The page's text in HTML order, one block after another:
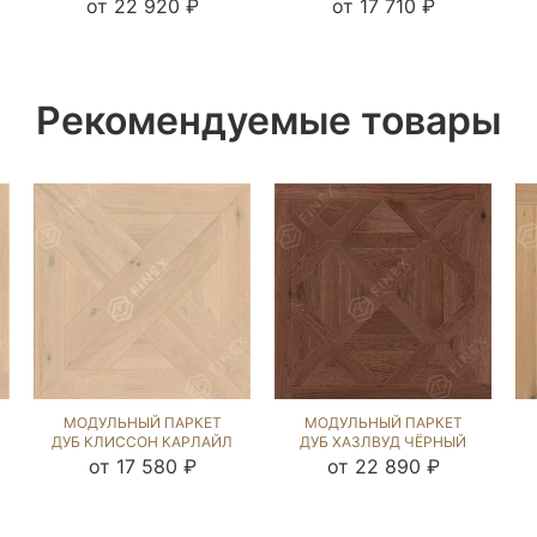
от 22 920 ₽ от 17 710 ₽
Рекомендуемые товары
МОДУЛЬНЫЙ ПАРКЕТ
ДУБ КЛИССОН КАРЛАЙЛ
NEW (BRUSHED) 120003
от 17 580 ₽
МОДУЛЬНЫЙ ПАРКЕТ
ДУБ ХАЗЛВУД ЧЁРНЫЙ
ОРЕХ (BRUSHED) 124568
от 22 890 ₽